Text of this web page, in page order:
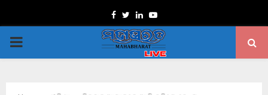
Facebook
TwitterLinkedinYoutube
PRIMARY